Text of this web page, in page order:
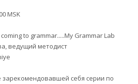
MSK
to grammar.....My Grammar Lab
ведущий методист
себя серии по